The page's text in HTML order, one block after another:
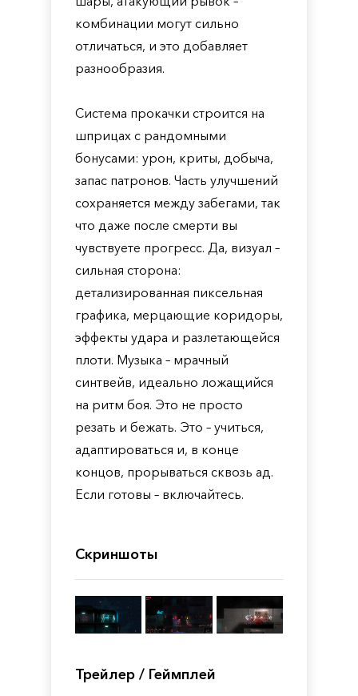
комбинации могут сильно
отличаться, и это добавляет
разнообразия.
Система прокачки строится на
шприцах с рандомными
бонусами: урон, криты, добыча,
запас патронов. Часть улучшений
сохраняется между забегами, так
что даже после смерти вы
чувствуете прогресс. Да, визуал –
сильная сторона:
детализированная пиксельная
графика, мерцающие коридоры,
эффекты удара и разлетающейся
плоти. Музыка – мрачный
синтвейв, идеально ложащийся
на ритм боя. Это не просто
резать и бежать. Это – учиться,
адаптироваться и, в конце
концов, прорываться сквозь ад.
Если готовы – включайтесь.
Скриншоты
Трейлер / Геймплей